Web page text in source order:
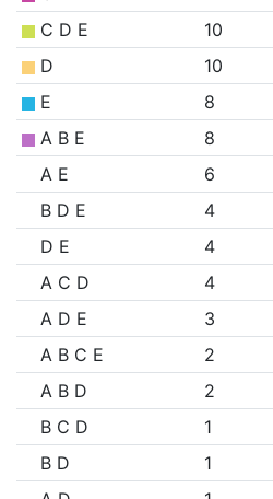
C D E
10
D
10
E
8
A B E
8
A E
6
B D E
4
D E
4
A C D
4
A D E
3
A B C E
2
A B D
2
B C D
1
B D
1